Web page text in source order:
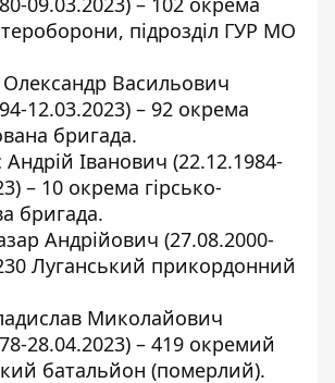
підрозділ ГУР МО
Васильович
12.03.2023) – 92 окрема
бригада.
Іванович (22.12.1984-
– 10 окрема гірсько-
бригада.
Андрійович (27.08.2000-
Луганський прикордонний
Миколайович
28.04.2023) – 419 окремий
батальйон (померлий).